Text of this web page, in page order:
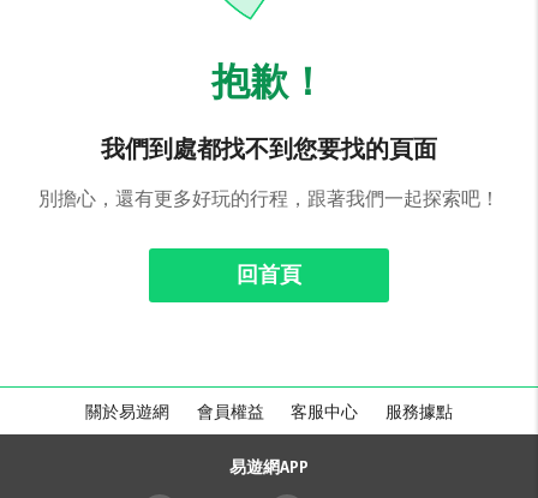
抱歉！
我們到處都找不到您要找的頁面
別擔心，還有更多好玩的行程，跟著我們一起探索吧！
回首頁
關於易遊網 會員權益 客服中心 服務據點
易遊網APP